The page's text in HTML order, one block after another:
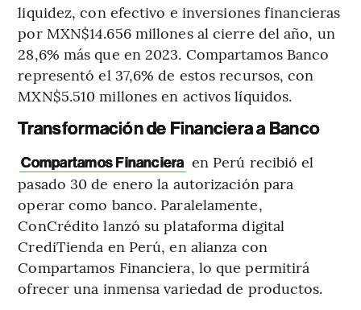
liquidez, con efectivo e inversiones financieras
por MXN$14.656 millones al cierre del año, un
28,6% más que en 2023. Compartamos Banco
representó el 37,6% de estos recursos, con
MXN$5.510 millones en activos líquidos.
Transformación de Financiera a Banco
Compartamos Financiera en Perú recibió el
pasado 30 de enero la autorización para
operar como banco. Paralelamente,
ConCrédito lanzó su plataforma digital
CrediTienda en Perú, en alianza con
Compartamos Financiera, lo que permitirá
ofrecer una inmensa variedad de productos.